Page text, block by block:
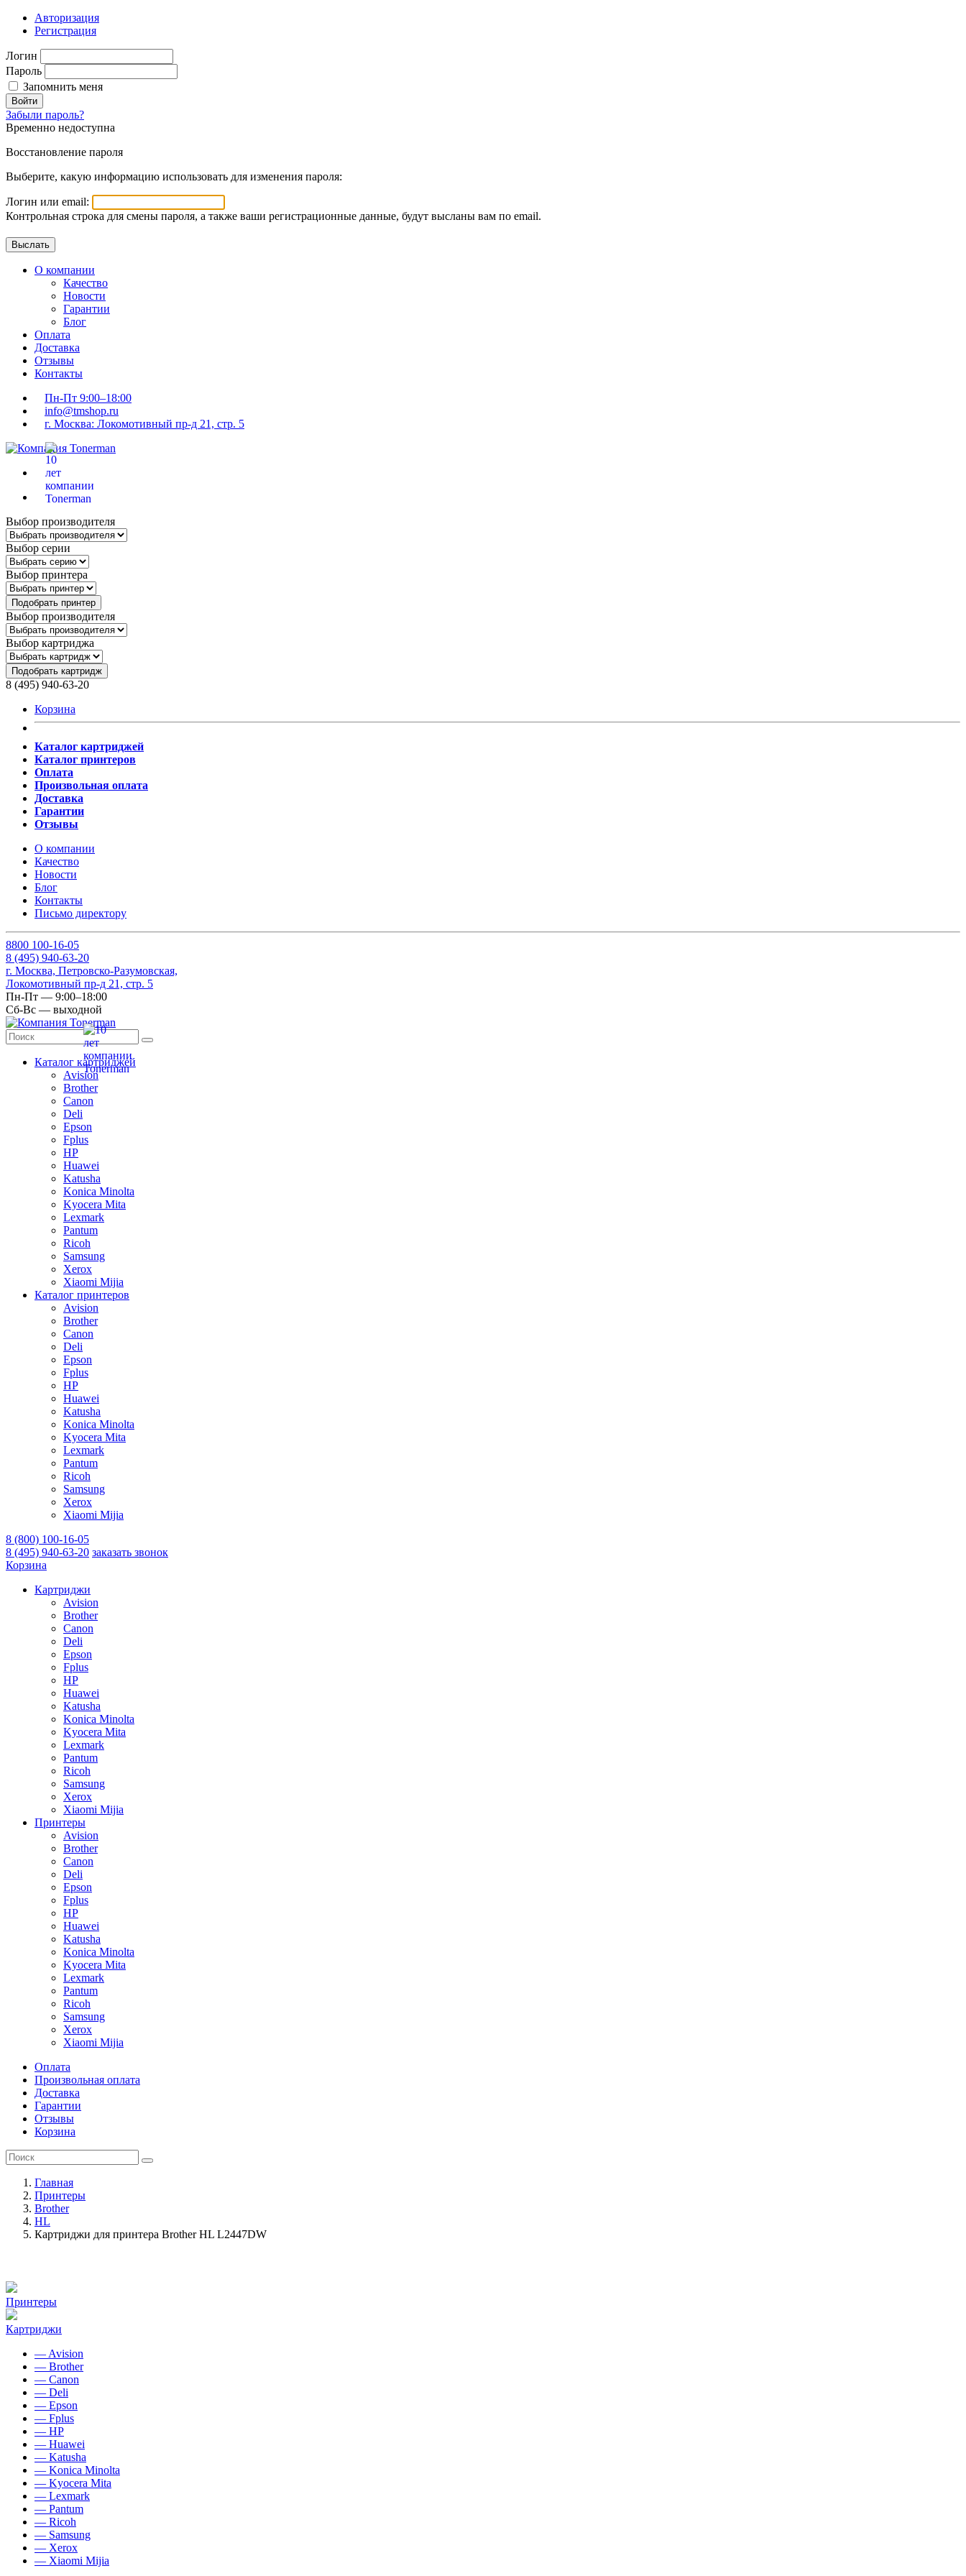
Авторизация
Регистрация
Логин
Пароль
Запомнить меня
Войти
Забыли пароль?
Временно недоступна
Восстановление пароля
Выберите, какую информацию использовать для изменения пароля:
Логин или email:
Контрольная строка для смены пароля, а также ваши регистрационные данные, будут высланы вам по email.
О компании
Качество
Новости
Гарантии
Блог
Оплата
Доставка
Отзывы
Контакты
Пн-Пт 9:00–18:00
info@tmshop.ru
г. Москва: Локомотивный пр-д 21, стр. 5
Выбор производителя
Выбор серии
Выбор принтера
Подобрать принтер
Выбор производителя
Выбор картриджа
Подобрать картридж
8 (495) 940-63-20
Корзина
Каталог картриджей
Каталог принтеров
Оплата
Произвольная оплата
Доставка
Гарантии
Отзывы
О компании
Качество
Новости
Блог
Контакты
Письмо директору
8800 100-16-05
8 (495) 940-63-20
г. Москва, Петровско-Разумовская,
Локомотивный пр-д 21, стр. 5
Пн-Пт — 9:00–18:00
Сб-Вс — выходной
Каталог картриджей
Avision
Brother
Canon
Deli
Epson
Fplus
HP
Huawei
Katusha
Konica Minolta
Kyocera Mita
Lexmark
Pantum
Ricoh
Samsung
Xerox
Xiaomi Mijia
Каталог принтеров
Avision
Brother
Canon
Deli
Epson
Fplus
HP
Huawei
Katusha
Konica Minolta
Kyocera Mita
Lexmark
Pantum
Ricoh
Samsung
Xerox
Xiaomi Mijia
8 (800) 100-16-05
8 (495) 940-63-20 заказать звонок
Корзина
Картриджи
Avision
Brother
Canon
Deli
Epson
Fplus
HP
Huawei
Katusha
Konica Minolta
Kyocera Mita
Lexmark
Pantum
Ricoh
Samsung
Xerox
Xiaomi Mijia
Принтеры
Avision
Brother
Canon
Deli
Epson
Fplus
HP
Huawei
Katusha
Konica Minolta
Kyocera Mita
Lexmark
Pantum
Ricoh
Samsung
Xerox
Xiaomi Mijia
Оплата
Произвольная оплата
Доставка
Гарантии
Отзывы
Корзина
Главная
Принтеры
Brother
HL
Картриджи для принтера Brother HL L2447DW
Принтеры
Картриджи
— Avision
— Brother
— Canon
— Deli
— Epson
— Fplus
— HP
— Huawei
— Katusha
— Konica Minolta
— Kyocera Mita
— Lexmark
— Pantum
— Ricoh
— Samsung
— Xerox
— Xiaomi Mijia